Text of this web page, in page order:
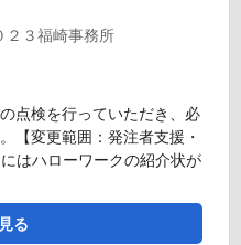
２３福崎事務所
点検を行っていただき、必
【変更範囲：発注者支援・
はハローワークの紹介状が
る